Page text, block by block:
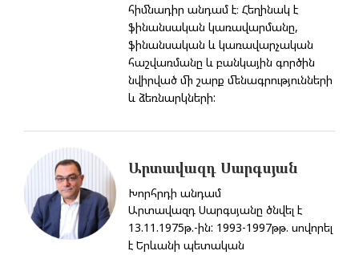
հիմնադիր անդամ է։ Հեղինակ է
ֆինանսական կառավարմանը,
ֆինանսական և կառավարչական
հաշվառմանը և բանկային գործին
նվիրված մի շարք մենագրությունների
և ձեռնարկների:
Արտավազդ Սարգսյան
Խորհրդի անդամ
Արտավազդ Սարգսյանը ծնվել է
13.11.1975թ.-ին: 1993-1997թթ. սովորել
է Երևանի պետական